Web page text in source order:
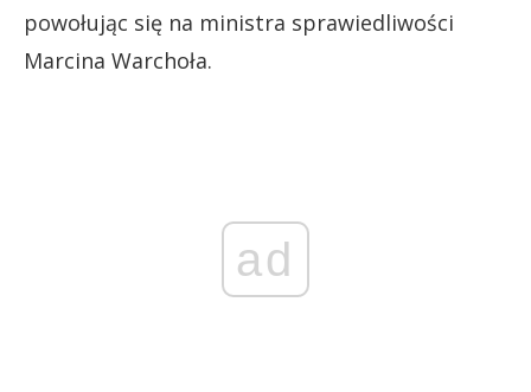
powołując się na ministra sprawiedliwości
Marcina Warchoła.
ad